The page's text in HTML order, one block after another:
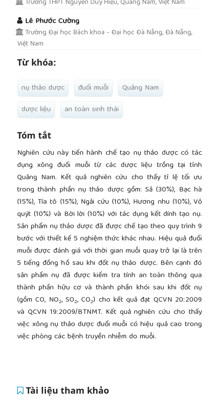
Trường THPT Nguyễn Duy Hiệu, Quảng Nam, Việt Nam
Lê Phước Cường
Trường Đại học Bách khoa - Đại học Đà Nẵng, Đà Nẵng,
Việt Nam
Từ khóa:
nụ thảo dược đuổi muỗi
Quảng Nam
dược liệu
an toàn sinh thái
Tóm tắt
Nghiên cứu này tiến hành chế tạo nụ thảo dược có tác
dụng xông đuổi muỗi từ các dược liệu trồng tại tỉnh
Quảng Nam. Kết quả nghiên cứu cho thấy tỉ lệ tối ưu
trong thành phần nụ thảo dược gồm: Sả (30%), Bạc hà
(15%), Tía tô (15%), Ngải cứu (10%), Hương nhu (10%), Vỏ
quýt (10%) và Bời lời (10%) với tác dụng kết dính tạo nụ.
Sản phẩm nụ thảo dược đã được chế tạo theo quy trình 9
bước với thiết kế 5 nghiệm thức khác nhau. Hiệu quả đuổi
muỗi được đánh giá với thời gian muỗi quay trở lại là trên
5 tiếng đồng hồ sau khi đốt nụ thảo dược. Bên cạnh đó
sản phẩm nụ đã được kiểm tra tính an toàn thông qua
thành phần hữu cơ và thành phần khói sau khi đốt nụ
(gồm CO, NO2, SO2, CO2) cho kết quả đạt QCVN 20:2009
và QCVN 19:2009/BTNMT. Kết quả nghiên cứu cho thấy
việc xông nụ thảo dược đuổi muỗi có hiệu quả cao trong
việc phòng các bệnh truyền nhiễm do muỗi.
Tài liệu tham khảo